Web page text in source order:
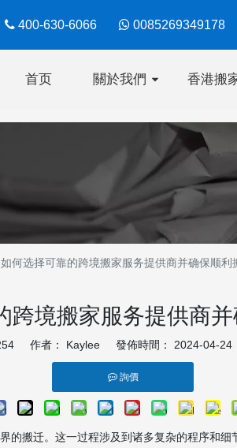
 400-630-6066  0085269349178
首页 關於我們 香港搬
如何选择可靠的跨境搬家服务提供商并确保顺利
跨境搬家服务提供商
作者： Kaylee 發佈時間： 2024-04-
詢價
的搬迁。这一过程涉及到诸多复杂的程序和